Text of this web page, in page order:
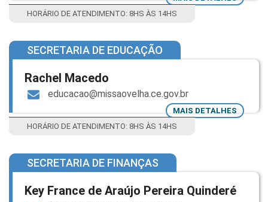
HORÁRIO DE ATENDIMENTO: 8HS ÀS 14HS
SECRETARIA DE EDUCAÇÃO
Rachel Macedo
educacao@missaovelha.ce.gov.br
MAIS DETALHES
HORÁRIO DE ATENDIMENTO: 8HS ÀS 14HS
SECRETARIA DE FINANÇAS
Key France de Araújo Pereira Quinderé